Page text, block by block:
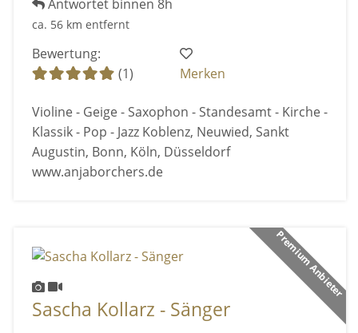
Antwortet binnen 8h
ca. 56 km entfernt
Bewertung:
(1)
Merken
Violine - Geige - Saxophon - Standesamt - Kirche -
Klassik - Pop - Jazz Koblenz, Neuwied, Sankt
Augustin, Bonn, Köln, Düsseldorf
www.anjaborchers.de
Premium Anbieter
Sascha Kollarz - Sänger